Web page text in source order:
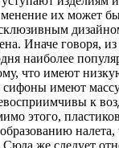
их может
Иначе говоря,
наиболее
что имеют
сифоны имеют
к
этого,
Сюда же следует